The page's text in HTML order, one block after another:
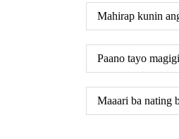
Mahirap kunin
Paano tayo
Maaari ba nating